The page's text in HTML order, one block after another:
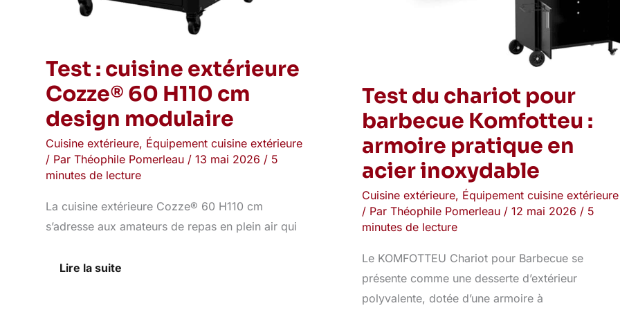
Test : cuisine extérieure
Cozze® 60 H110 cm
design modulaire
Cuisine extérieure, Équipement cuisine extérieure
/ Par Théophile Pomerleau / 13 mai 2026 / 5
minutes de lecture
La cuisine extérieure Cozze® 60 H110 cm
s’adresse aux amateurs de repas en plein air qui
Lire la suite
Test du chariot pour
barbecue Komfotteu :
armoire pratique en
acier inoxydable
Cuisine extérieure, Équipement cuisine extérieure
/ Par Théophile Pomerleau / 12 mai 2026 / 5
minutes de lecture
Le KOMFOTTEU Chariot pour Barbecue se
présente comme une desserte d’extérieur
polyvalente, dotée d’une armoire à